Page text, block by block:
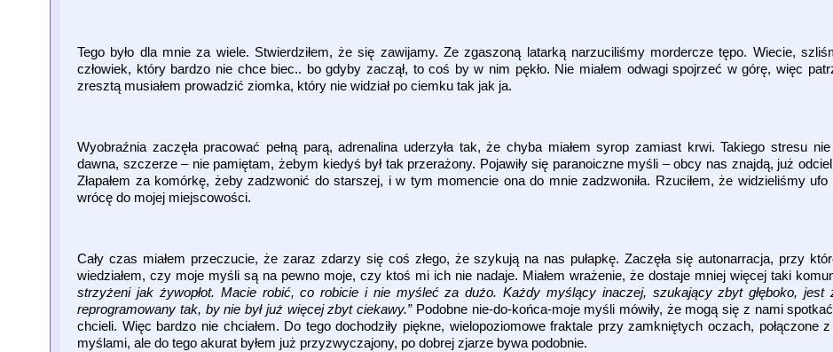
Tego było dla mnie za wiele. Stwierdziłem, że się zawijamy. Ze zgaszoną latarką narzuciliśmy mordercze tępo. Wiecie,
człowiek, który bardzo nie chce biec.. bo gdyby zaczął, to coś by w nim pękło. Nie miałem odwagi spojrzeć w górę, więc
zresztą musiałem prowadzić ziomka, który nie widział po ciemku tak jak ja.
Wyobraźnia zaczęła pracować pełną parą, adrenalina uderzyła tak, że chyba miałem syrop zamiast krwi. Takiego stresu nie
dawna, szczerze – nie pamiętam, żebym kiedyś był tak przerażony. Pojawiły się paranoiczne myśli – obcy nas znajdą, już
Złapałem za komórkę, żeby zadzwonić do starszej, i w tym momencie ona do mnie zadzwoniła. Rzuciłem, że widzieliśmy
wrócę do mojej miejscowości.
Cały czas miałem przeczucie, że zaraz zdarzy się coś złego, że szykują na nas pułapkę. Zaczęła się autonarracja, przy
wiedziałem, czy moje myśli są na pewno moje, czy ktoś mi ich nie nadaje. Miałem wrażenie, że dostaje mniej więcej taki
strzyżeni jak żywopłot. Macie robić, co robicie i nie myśleć za dużo. Każdy myślący inaczej, szukający zbyt głęboko, jest
reprogramowany tak, by nie był już więcej zbyt ciekawy.”Podobne nie-do-końca-moje myśli mówiły, że mogą się z nami
chcieli. Więc bardzo nie chciałem. Do tego dochodziły piękne, wielopoziomowe fraktale przy zamkniętych oczach, połączone
myślami, ale do tego akurat byłem już przyzwyczajony, po dobrej zjarze bywa podobnie.